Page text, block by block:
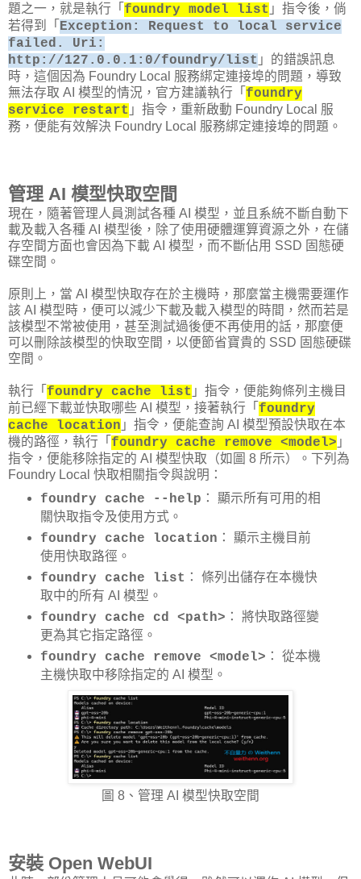
題之一，就是執行「 foundry model list 」指令後，倘
若得到「 Exception: Request to local service
failed. Uri:
http://127.0.0.1:0/foundry/list 」的錯誤訊息
時，這個因為 Foundry Local 服務綁定連接埠的問題，導致
無法存取 AI 模型的情況，官方建議執行「 foundry
service restart 」指令，重新啟動 Foundry Local 服
務，便能有效解決 Foundry Local 服務綁定連接埠的問題。
管理 AI 模型快取空間
現在，隨著管理人員測試各種 AI 模型，並且系統不斷自動下
載及載入各種 AI 模型後，除了使用硬體運算資源之外，在儲
存空間方面也會因為下載 AI 模型，而不斷佔用 SSD 固態硬
碟空間。
原則上，當 AI 模型快取存在於主機時，那麼當主機需要運作
該 AI 模型時，便可以減少下載及載入模型的時間，然而若是
該模型不常被使用，甚至測試過後便不再使用的話，那麼便
可以刪除該模型的快取空間，以便節省寶貴的 SSD 固態硬碟
空間。
執行「 foundry cache list 」指令，便能夠條列主機目
前已經下載並快取哪些 AI 模型，接著執行「 foundry
cache location 」指令，便能查詢 AI 模型預設快取在本
機的路徑，執行「 foundry cache remove <model> 」
指令，便能移除指定的 AI 模型快取（如圖 8 所示）。下列為
Foundry Local 快取相關指令與說明：
foundry cache --help ： 顯示所有可用的相
關快取指令及使用方式。
foundry cache location ： 顯示主機目前
使用快取路徑。
foundry cache list ： 條列出儲存在本機快
取中的所有 AI 模型。
foundry cache cd <path> ： 將快取路徑變
更為其它指定路徑。
foundry cache remove <model> ： 從本機
主機快取中移除指定的 AI 模型。
圖 8、管理 AI 模型快取空間
安裝 Open WebUI